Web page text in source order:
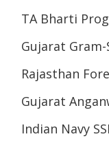
TA Bharti
Gujarat
Rajasthan
Gujarat
Indian Navy